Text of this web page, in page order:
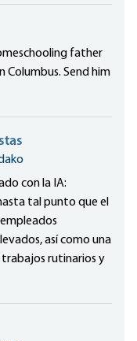
father
Columbus. Send him
con la IA:
tal punto que el
así como una
rutinarios y